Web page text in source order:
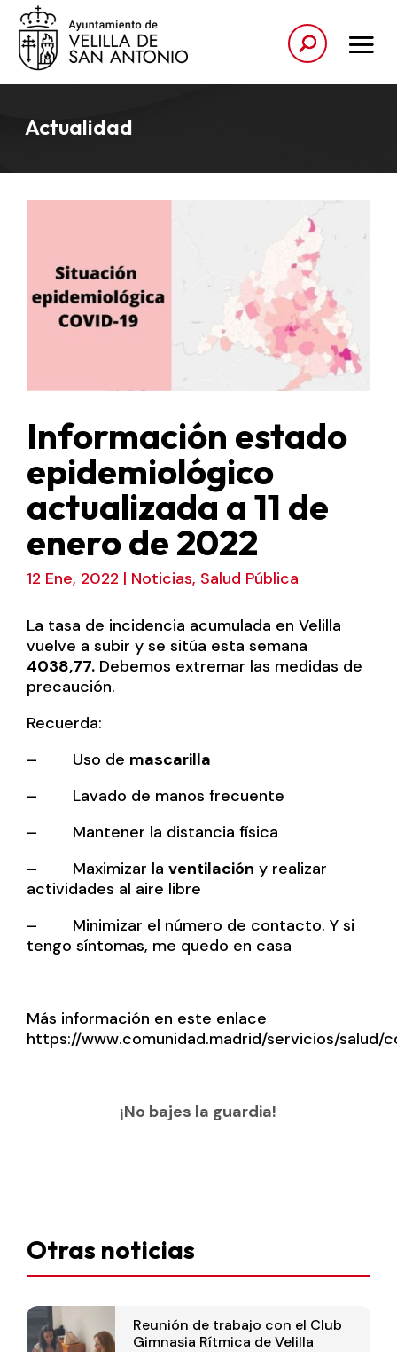
Actualidad
Información estado
epidemiológico
actualizada a 11 de
enero de 2022
12 Ene, 2022 | Noticias, Salud Pública
La tasa de incidencia acumulada en Velilla
vuelve a subir y se sitúa esta semana
4038,77. Debemos extremar las medidas de
precaución.
Recuerda:
– Uso de mascarilla
– Lavado de manos frecuente
– Mantener la distancia física
– Maximizar la ventilación y realizar
actividades al aire libre
– Minimizar el número de contacto. Y si
tengo síntomas, me quedo en casa
Más información en este enlace
https://www.comunidad.madrid/servicios/salud/
¡No bajes la guardia!
Otras noticias
Reunión de trabajo con el Club
Gimnasia Rítmica de Velilla